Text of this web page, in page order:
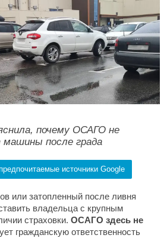
почему ОСАГО не
после града
источники Google
или затопленный после ливня
владельца с крупным
страховки. ОСАГО здесь не
гражданскую ответственность